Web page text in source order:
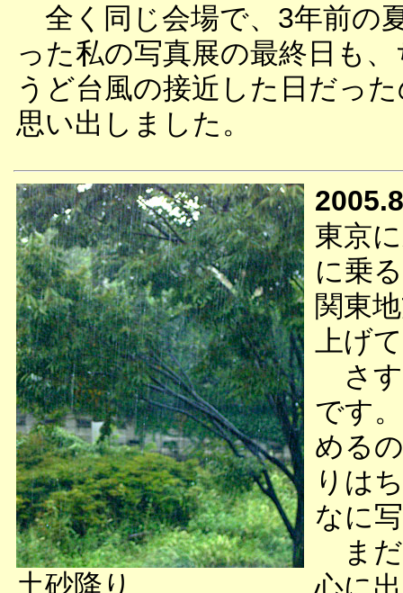
全く同じ会場で、3年前の
った私の写真展の最終日も、
うど台風の接近した日だっ
思い出しました。
土砂降り
東京
に乗
関東
上げ
さす
です
める
りは
なに
まだ